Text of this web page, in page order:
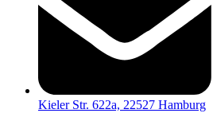
Kieler Str. 622a, 22527 Hamburg